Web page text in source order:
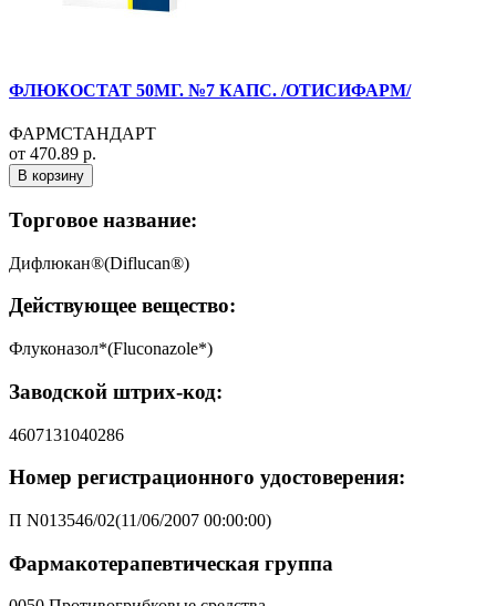
ФЛЮКОСТАТ 50МГ. №7 КАПС. /ОТИСИФАРМ/
ФАРМСТАНДАРТ
от 470.89 р.
В корзину
Торговое название:
Дифлюкан®(Diflucan®)
Действующее вещество:
Флуконазол*(Fluconazole*)
Заводской штрих-код:
4607131040286
Номер регистрационного удостоверения:
П N013546/02(11/06/2007 00:00:00)
Фармакотерапевтическая группа